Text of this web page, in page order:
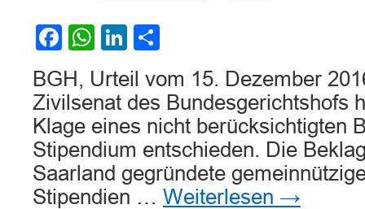
Facebook
WhatsApp
LinkedIn
BGH, Urteil vom 15. Dezember
Zivilsenat des Bundesgerichtshofs
Klage eines nicht berücksichtigten
Stipendium entschieden. Die
Saarland gegründete
Stipendien … Weiterlesen →